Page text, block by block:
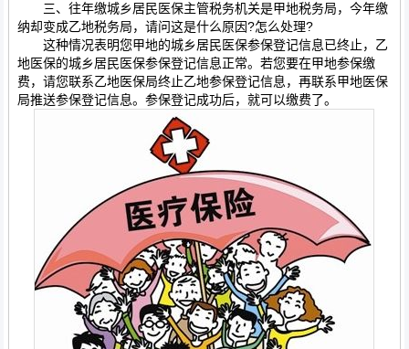
三、往年缴城乡居民医保主管税务机关是甲地税务局，今年缴
纳却变成乙地税务局，请问这是什么原因?怎么处理?
这种情况表明您甲地的城乡居民医保参保登记信息已终止，乙
地医保的城乡居民医保参保登记信息正常。若您要在甲地参保缴
费，请您联系乙地医保局终止乙地参保登记信息，再联系甲地医保
局推送参保登记信息。参保登记成功后，就可以缴费了。